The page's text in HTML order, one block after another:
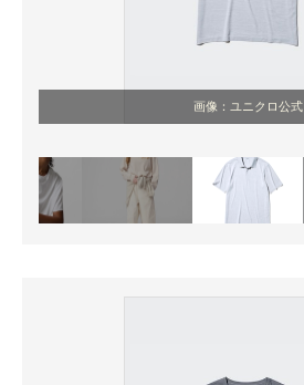
画像：ユニクロ公式